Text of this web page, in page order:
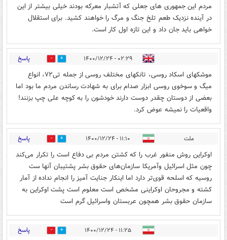
مردم این جمهوری های جعلی که آتشبار معرکه بودند خیلی بیشتر از این
در آینده نزدیک طعم تلخ جنگ و مرگ را خواهند کشید. برای استقلال
خواهی باید جان داد و این تازه اول کار است.
۰۲:۲۹ - ۱۴۰۰/۱۲/۲۴ 1 پاسخ
موشکهای اسکاد روسی، تانکهای مختلف روسی از جمله تی۷۲، انواع
میگ و سوخوی روسی ابزار صدام برای به شهادت رساندن مردم ما بود اما
بعضی از دوستان چقدر دوست دارند خودشون را به کوچه علی چپ بزنند!
واقعیات را نمیشه عوض کرد.
ملت ۱۱:۱۰ - ۱۴۰۰/۱۲/۲۴ 0 پاسخ
اوکراین روش منفور غرب را که کشتن مردم بی دفاع است را تکرار می‌کند
چون مثل اسرائیل وآمریکا سازمان‌های حقوق بشر پشتیبان آنها ست
روسیه که اسلحه قوی‌تر دارد اما اینکار جنایت آمیز را انجام نداده از آمار
کشته و مجروحان اوکراینی مشخص است معلوم است پشت اوکراین به
سازمان حقوق بشر همچون عربستان واسرائیل گرم است
۱۱:۲۵ - ۱۴۰۰/۱۲/۲۴ 0 پاسخ